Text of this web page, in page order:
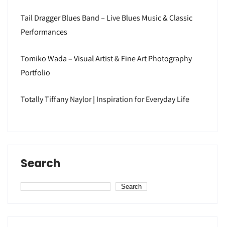
Tail Dragger Blues Band – Live Blues Music & Classic
Performances
Tomiko Wada – Visual Artist & Fine Art Photography
Portfolio
Totally Tiffany Naylor | Inspiration for Everyday Life
Search
Search